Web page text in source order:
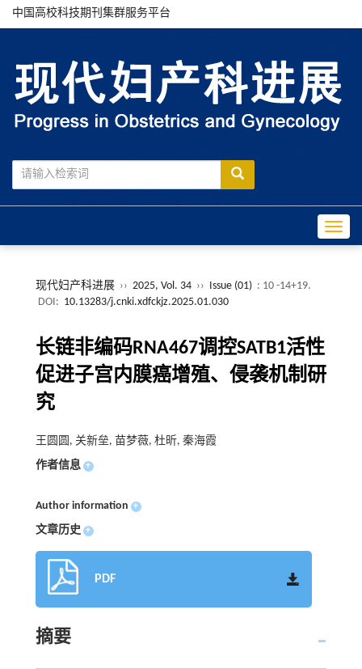
中国高校科技期刊集群服务平台
现代妇产科进展 ›› 2025, Vol. 34 ›› Issue (01) : 10 -14+19.
DOI: 10.13283/j.cnki.xdfckjz.2025.01.030
长链非编码RNA467调控SATB1活性
促进子宫内膜癌增殖、侵袭机制研
究
王圆圆, 关新垒, 苗梦薇, 杜昕, 秦海霞
作者信息 +
Author information +
文章历史 +
PDF
摘要